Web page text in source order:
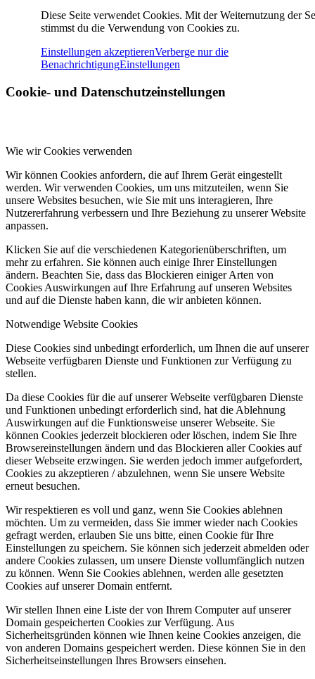
Diese Seite verwendet Cookies. Mit der Weiternutzung der
stimmst du die Verwendung von Cookies zu.
Einstellungen akzeptierenVerberge nur die
BenachrichtigungEinstellungen
Cookie- und Datenschutzeinstellungen
Wie wir Cookies verwenden
Wir können Cookies anfordern, die auf Ihrem Gerät eingestellt
werden. Wir verwenden Cookies, um uns mitzuteilen, wenn Sie
unsere Websites besuchen, wie Sie mit uns interagieren, Ihre
Nutzererfahrung verbessern und Ihre Beziehung zu unserer Website
anpassen.
Klicken Sie auf die verschiedenen Kategorienüberschriften, um
mehr zu erfahren. Sie können auch einige Ihrer Einstellungen
ändern. Beachten Sie, dass das Blockieren einiger Arten von
Cookies Auswirkungen auf Ihre Erfahrung auf unseren Websites
und auf die Dienste haben kann, die wir anbieten können.
Notwendige Website Cookies
Diese Cookies sind unbedingt erforderlich, um Ihnen die auf unserer
Webseite verfügbaren Dienste und Funktionen zur Verfügung zu
stellen.
Da diese Cookies für die auf unserer Webseite verfügbaren Dienste
und Funktionen unbedingt erforderlich sind, hat die Ablehnung
Auswirkungen auf die Funktionsweise unserer Webseite. Sie
können Cookies jederzeit blockieren oder löschen, indem Sie Ihre
Browsereinstellungen ändern und das Blockieren aller Cookies auf
dieser Webseite erzwingen. Sie werden jedoch immer aufgefordert,
Cookies zu akzeptieren / abzulehnen, wenn Sie unsere Website
erneut besuchen.
Wir respektieren es voll und ganz, wenn Sie Cookies ablehnen
möchten. Um zu vermeiden, dass Sie immer wieder nach Cookies
gefragt werden, erlauben Sie uns bitte, einen Cookie für Ihre
Einstellungen zu speichern. Sie können sich jederzeit abmelden oder
andere Cookies zulassen, um unsere Dienste vollumfänglich nutzen
zu können. Wenn Sie Cookies ablehnen, werden alle gesetzten
Cookies auf unserer Domain entfernt.
Wir stellen Ihnen eine Liste der von Ihrem Computer auf unserer
Domain gespeicherten Cookies zur Verfügung. Aus
Sicherheitsgründen können wie Ihnen keine Cookies anzeigen, die
von anderen Domains gespeichert werden. Diese können Sie in den
Sicherheitseinstellungen Ihres Browsers einsehen.